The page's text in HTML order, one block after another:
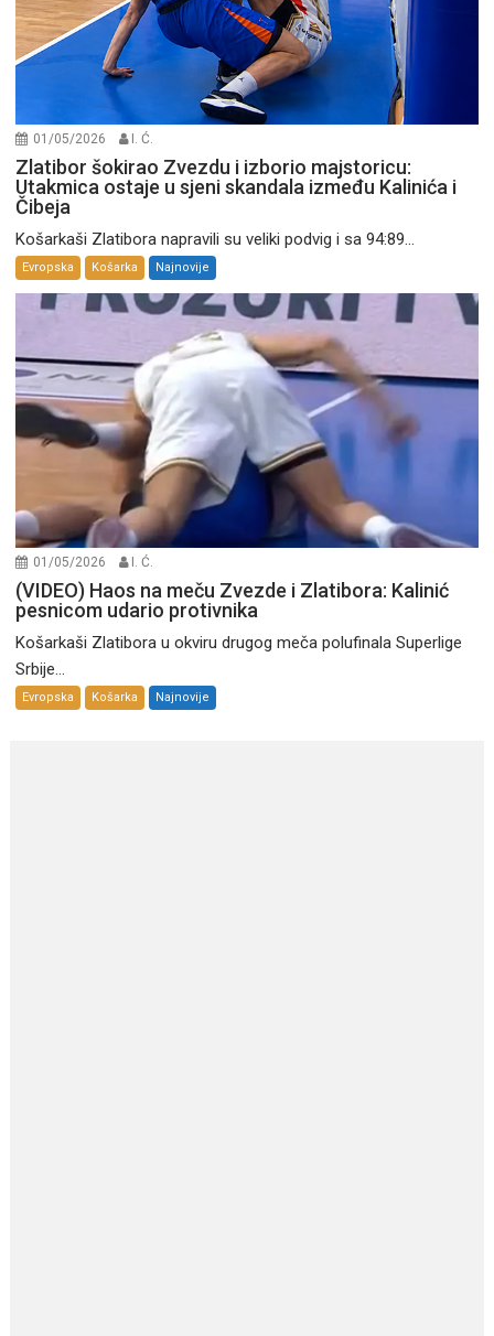
01/05/2026 I. Ć.
Zlatibor šokirao Zvezdu i izborio majstoricu:
Utakmica ostaje u sjeni skandala između Kalinića i
Čibeja
Košarkaši Zlatibora napravili su veliki podvig i sa 94:89...
Evropska Košarka Najnovije
01/05/2026 I. Ć.
(VIDEO) Haos na meču Zvezde i Zlatibora: Kalinić
pesnicom udario protivnika
Košarkaši Zlatibora u okviru drugog meča polufinala Superlige
Srbije...
Evropska Košarka Najnovije